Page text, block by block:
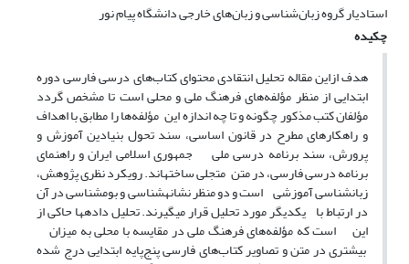
استادیار گروه زبان‌شناسی و زبان‌های خارجی دانشگاه پیام نور
چکیده
هدف ازاین مقاله تحلیل انتقادی محتوای کتاب‌های درسی فارسی دوره
ابتدایی از منظر مؤلفه‌های فرهنگ ملی و محلی است تا مشخص گردد
مؤلفان کتب مذکور چگونه و تا چه اندازه این مؤلفه‌ها را مطابق با اهداف
و راهکارهای مطرح در قانون اساسی، سند تحول بنیادین آموزش و
پرورش، سند برنامه درسی ملی جمهوری اسلامی ایران و راهنمای
برنامه درسی فارسی، در متن متجلی ساخته­اند.رویکرد نظری پژوهش،
زبان­شناسی آموزشی است و دو منظر نشانه­شناسی و بوم­شناسی در آن
در ارتباط با یکدیگر مورد تحلیل قرار می­گیرند.تحلیل داده­ها حاکی از
این است که مؤلفه‌های فرهنگ ملی در مقایسه با محلی به میزان
بیشتری در متن و تصاویر کتاب‌های فارسی پنج‌پایه ابتدایی درج ‌شده